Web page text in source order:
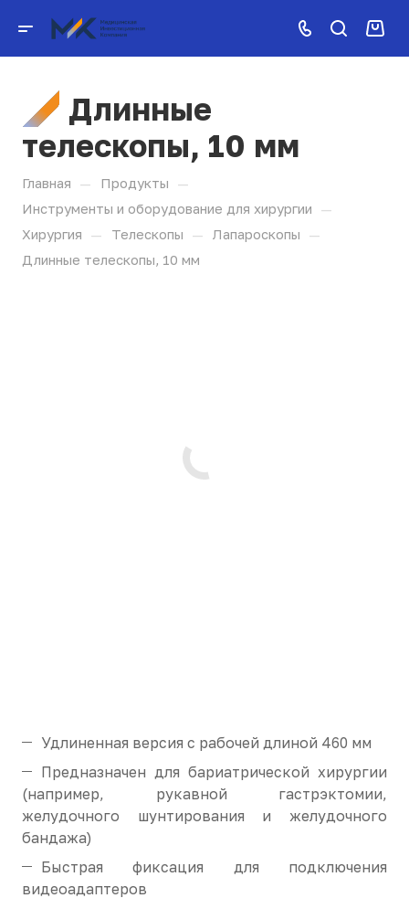
Длинные
телескопы, 10 мм
Главная — Продукты —
Инструменты и оборудование для хирургии —
Хирургия — Телескопы — Лапароскопы —
Длинные телескопы, 10 мм
Удлиненная версия с рабочей длиной 460 мм
Предназначен для бариатрической хирургии
(например, рукавной гастрэктомии,
желудочного шунтирования и желудочного
бандажа)
Быстрая фиксация для подключения
видеоадаптеров